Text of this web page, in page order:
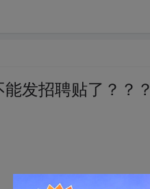
发招聘贴了？？？